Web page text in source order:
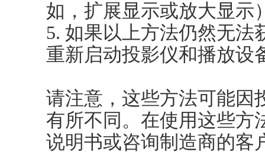
如，扩展显示或放大显示
5. 如果以上方法仍然无法
重新启动投影仪和播放设
请注意，这些方法可能因
有所不同。在使用这些方
说明书或咨询制造商的客